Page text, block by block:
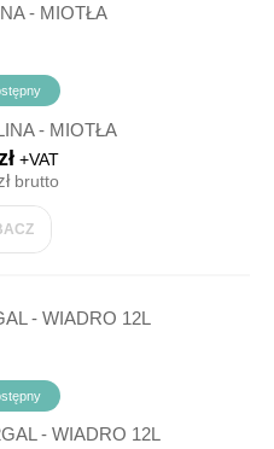
- MIOTŁA
+VAT
brutto
- WIADRO 12L